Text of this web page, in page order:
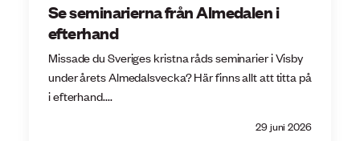
Se seminarierna från Almedalen i
efterhand
29 juni 2026
Missade du Sveriges kristna råds seminarier i Visby
under årets Almedalsvecka? Här finns allt att titta på
i efterhand....